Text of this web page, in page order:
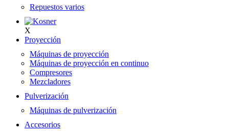
Repuestos varios
X
Proyección
Máquinas de proyección
Máquinas de proyección en continuo
Compresores
Mezcladores
Pulverización
Máquinas de pulverización
Accesorios